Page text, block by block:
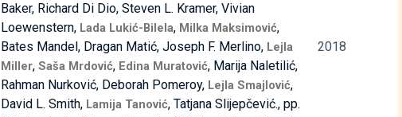
Baker, Richard Di Dio, Steven L. Kramer, Vivian
Loewenstern, Lada Lukić-Bilela, Milka Maksimović,
Bates Mandel, Dragan Matić, Joseph F. Merlino, Lejla
Miller,Saša Mrdović, Edina Muratović, Marija Naletilić,
Rahman Nurković, Deborah Pomeroy, Lejla Smajlović,
David L. Smith, Lamija Tanović, Tatjana Slijepčević., pp.
2018